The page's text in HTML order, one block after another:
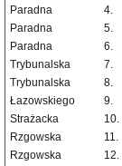
Paradna
4.
Paradna
5.
Paradna
6.
Trybunalska
7.
Trybunalska
8.
Łazowskiego
9.
Strażacka
10.
Rzgowska
11.
Rzgowska
12.